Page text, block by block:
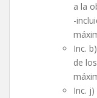
a la
-
Inc.
de
Inc.